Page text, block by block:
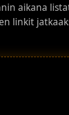
aikana
linkit